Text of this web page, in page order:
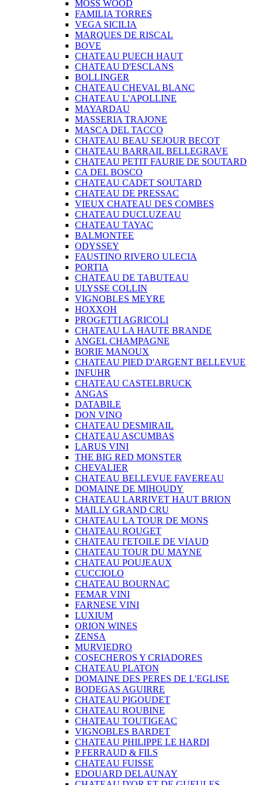
MOSS WOOD
FAMILIA TORRES
VEGA SICILIA
MARQUES DE RISCAL
BOVE
CHATEAU PUECH HAUT
CHATEAU D'ESCLANS
BOLLINGER
CHATEAU CHEVAL BLANC
CHATEAU L'APOLLINE
MAYARDAU
MASSERIA TRAJONE
MASCA DEL TACCO
CHATEAU BEAU SEJOUR BECOT
CHATEAU BARRAIL BELLEGRAVE
CHATEAU PETIT FAURIE DE SOUTARD
CA DEL BOSCO
CHATEAU CADET SOUTARD
CHATEAU DE PRESSAC
VIEUX CHATEAU DES COMBES
CHATEAU DUCLUZEAU
CHATEAU TAYAC
BALMONTEE
ODYSSEY
FAUSTINO RIVERO ULECIA
PORTIA
CHATEAU DE TABUTEAU
ULYSSE COLLIN
VIGNOBLES MEYRE
HOXXOH
PROGETTI AGRICOLI
CHATEAU LA HAUTE BRANDE
ANGEL CHAMPAGNE
BORIE MANOUX
CHATEAU PIED D'ARGENT BELLEVUE
INFUHR
CHATEAU CASTELBRUCK
ANGAS
DATABILE
DON VINO
CHATEAU DESMIRAIL
CHATEAU ASCUMBAS
LARUS VINI
THE BIG RED MONSTER
CHEVALIER
CHATEAU BELLEVUE FAVEREAU
DOMAINE DE MIHOUDY
CHATEAU LARRIVET HAUT BRION
MAILLY GRAND CRU
CHATEAU LA TOUR DE MONS
CHATEAU ROUGET
CHATEAU I'ETOILE DE VIAUD
CHATEAU TOUR DU MAYNE
CHATEAU POUJEAUX
CUCCIOLO
CHATEAU BOURNAC
FEMAR VINI
FARNESE VINI
LUXIUM
ORION WINES
ZENSA
MURVIEDRO
COSECHEROS Y CRIADORES
CHATEAU PLATON
DOMAINE DES PERES DE L'EGLISE
BODEGAS AGUIRRE
CHATEAU PIGOUDET
CHATEAU ROUBINE
CHATEAU TOUTIGEAC
VIGNOBLES BARDET
CHATEAU PHILIPPE LE HARDI
P FERRAUD & FILS
CHATEAU FUISSE
EDOUARD DELAUNAY